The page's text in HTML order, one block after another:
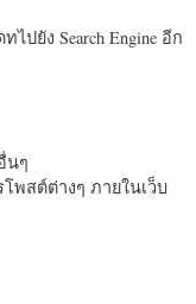
ปยัง Search Engine อีก
นๆ
พสต์ต่างๆ ภายในเว็บ